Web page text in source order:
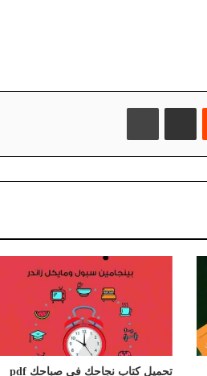
مشاركة عبر البريد
تحميل كتاب نجاحك في صباحك pdf